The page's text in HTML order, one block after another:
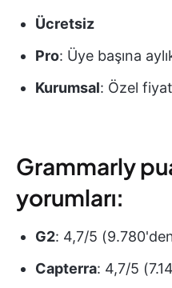
Ücretsiz
Pro: Üye başına
Kurumsal: Özel
Grammarly
yorumları:
G2: 4,7/5
Capterra: 4,7/5